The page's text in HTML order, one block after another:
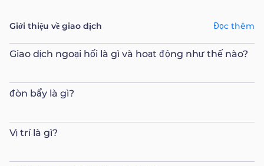
Giới thiệu về giao dịch Đọc thêm
Giao dịch ngoại hối là gì và hoạt động như thế nào?
đòn bẩy là gì?
Vị trí là gì?